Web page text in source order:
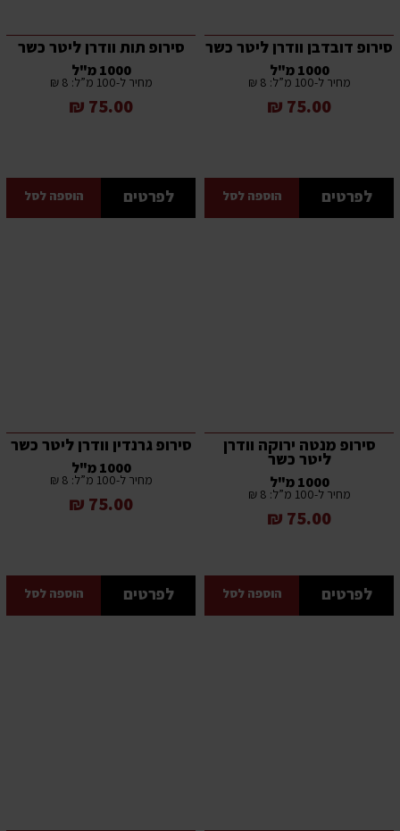
סירופ דובדבן וודרן ליטר כשר
1000 מ"ל
מחיר ל-100 מ”ל: 8 ₪
75.00 ₪
לפרטים הוספה לסל
סירופ תות וודרן ליטר כשר
1000 מ"ל
מחיר ל-100 מ”ל: 8 ₪
75.00 ₪
לפרטים הוספה לסל
סירופ מנטה ירוקה וודרן
ליטר כשר
1000 מ"ל
מחיר ל-100 מ”ל: 8 ₪
75.00 ₪
לפרטים הוספה לסל
סירופ גרנדין וודרן ליטר כשר
1000 מ"ל
מחיר ל-100 מ”ל: 8 ₪
75.00 ₪
לפרטים הוספה לסל